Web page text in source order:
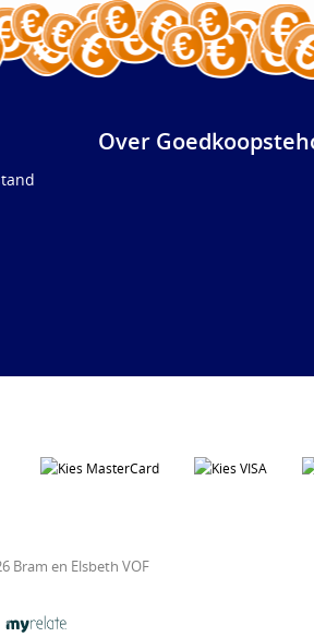
Over
Bram en Elsbeth VOF